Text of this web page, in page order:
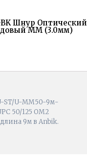
BK Шнур Оптический
MM (3.0мм)
ST/U-MM50-9м-
50/125 OM2
9м в Anbik.